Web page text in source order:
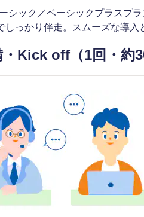
シック／ベーシックプラスプ
しっかり伴走。スムーズな導入
・Kick off（1回・約